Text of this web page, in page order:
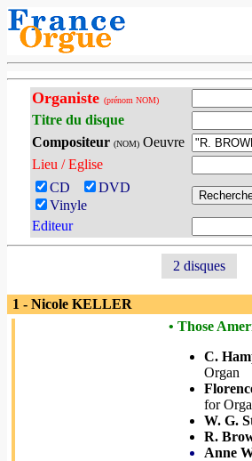
Organiste (prénom NOM)
Titre du disque
Compositeur (NOM)Oeuvre
Lieu / Eglise
CD
DVD
Vinyle
Editeur
2 disques
1 - Nicole KELLER
• Those
C.
Organ
for
W. G.
R.
Anne